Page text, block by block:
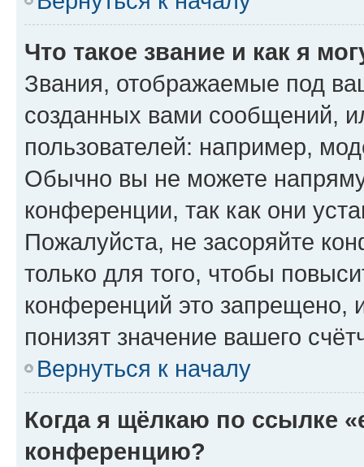
Что такое звание и как я
Звания, отображаемые под
созданных вами сообщений,
пользователей: например,
Обычно вы не можете
конференции, так как они
Пожалуйста, не засоряйте
только для того, чтобы
конференций это запрещено,
понизят значение вашего
Вернуться к началу
Когда я щёлкаю по ссылке
конференцию?